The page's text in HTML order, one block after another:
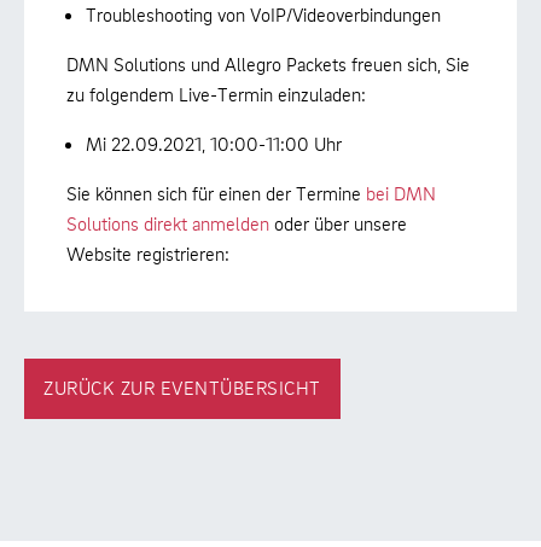
Troubleshooting von VoIP/Videoverbindungen
DMN Solutions und Allegro Packets freuen sich, Sie
zu folgendem Live-Termin einzuladen:
Mi 22.09.2021, 10:00-11:00 Uhr
Sie können sich für einen der Termine bei DMN
Solutions direkt anmelden oder über unsere
Website registrieren:
ZURÜCK ZUR EVENTÜBERSICHT